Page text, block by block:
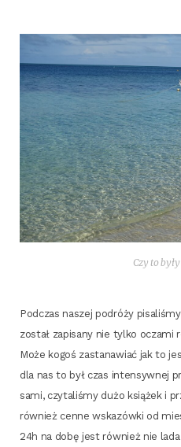
Czy to
Pod­czas naszej podró­ży
został zapi­sa­ny nie tyl­ko ocza­mi
Może kogoś zasta­na­wiać jak to
dla nas to był czas inten­syw­nej
sami, czy­ta­li­śmy dużo ksią­żek i
rów­nież cen­ne wska­zów­ki od
24h na dobę jest rów­nież nie